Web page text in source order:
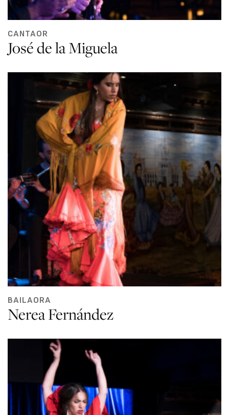
CANTAOR
José de la Miguela
BAILAORA
Nerea Fernández